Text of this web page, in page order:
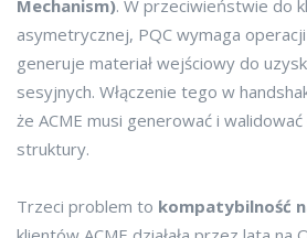
Mechanism). W przeciwieństwie do
asymetrycznej, PQC wymaga
generuje materiał wejściowy do
sesyjnych. Włączenie tego w
że ACME musi generować i
struktury.
Trzeci problem to kompatybilność